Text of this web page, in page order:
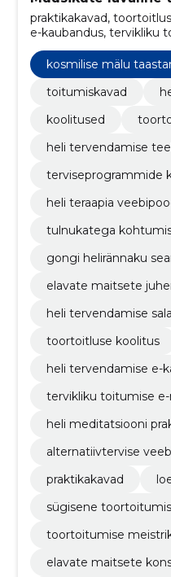
praktikakavad,
e-kaubandus, tervikliku
meditatsiooni praktikad,
veebiseminarid,
toortoitumine ehk
õppimine (loeng
kosmilise mälu
toitumiskavad
koolitused
heli tervendamise
terviseprogrammide
heli teraapia
tulnukatega
gongi helirännaku
elavate maitsete
heli tervendamise
toortoitluse koolitus
heli tervendamise e-
tervikliku toitumise
heli meditatsiooni
alternatiivtervise
praktikakavad
sügisene
toortoitumise
elavate maitsete